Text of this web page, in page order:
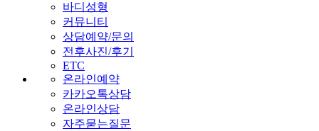
바디성형
커뮤니티
상담예약/문의
전후사진/후기
ETC
온라인예약
카카오톡상담
온라인상담
자주묻는질문